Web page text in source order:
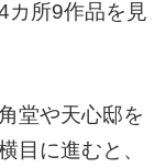
カ所9作品を見
堂や天心邸を
目に進むと、